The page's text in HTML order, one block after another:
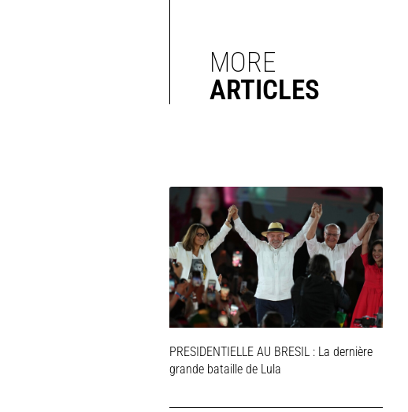
MORE
ARTICLES
PRESIDENTIELLE AU BRESIL : La dernière
grande bataille de Lula